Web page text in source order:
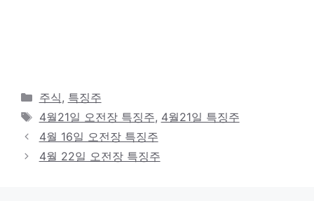
카
테
리
주식, 특징주
태
그
4월21일 오전장 특징주, 4월21일 특징주
4월 16일 오전장 특징주
4월 22일 오전장 특징주